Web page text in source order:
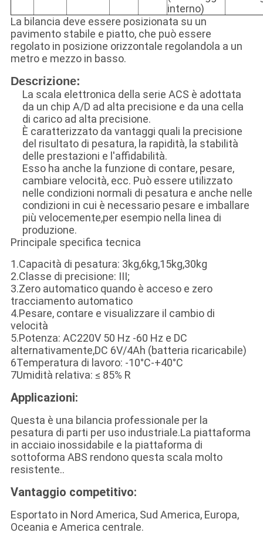
interno)
La bilancia deve essere posizionata su un
pavimento stabile e piatto, che può essere
regolato in posizione orizzontale regolandola a un
metro e mezzo in basso.
Descrizione:
La scala elettronica della serie ACS è adottata
da un chip A/D ad alta precisione e da una cella
di carico ad alta precisione.
È caratterizzato da vantaggi quali la precisione
del risultato di pesatura, la rapidità, la stabilità
delle prestazioni e l'affidabilità.
Esso ha anche la funzione di contare, pesare,
cambiare velocità, ecc. Può essere utilizzato
nelle condizioni normali di pesatura e anche nelle
condizioni in cui è necessario pesare e imballare
più velocemente,per esempio nella linea di
produzione.
Principale specifica tecnica
1.Capacità di pesatura: 3kg,6kg,15kg,30kg
2.Classe di precisione: III;
3.Zero automatico quando è acceso e zero
tracciamento automatico
4.Pesare, contare e visualizzare il cambio di
velocità
5.Potenza: AC220V 50 Hz -60 Hz e DC
alternativamente,DC 6V/4Ah (batteria ricaricabile)
6Temperatura di lavoro: -10°C-+40°C
7Umidità relativa: ≤ 85% R
Applicazioni:
Questa è una bilancia professionale per la
pesatura di parti per uso industriale.La piattaforma
in acciaio inossidabile e la piattaforma di
sottoforma ABS rendono questa scala molto
resistente..
Vantaggio competitivo:
Esportato in Nord America, Sud America, Europa,
Oceania e America centrale.